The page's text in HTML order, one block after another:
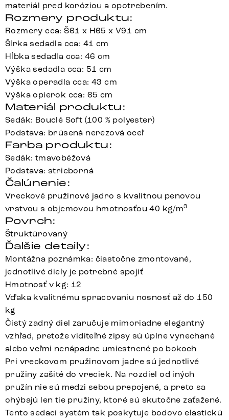
materiál pred koróziou a opotrebením.
Rozmery produktu:
Rozmery cca: Š61 x H65 x V91 cm
Šírka sedadla cca: 41 cm
Hĺbka sedadla cca: 46 cm
Výška sedadla cca: 51 cm
Výška operadla cca: 43 cm
Výška opierok cca: 65 cm
Materiál produktu:
Sedák: Bouclé Soft (100 % polyester)
Podstava: brúsená nerezová oceľ
Farba produktu:
Sedák: tmavobéžová
Podstava: strieborná
Čalúnenie:
Vreckové pružinové jadro s kvalitnou penovou
vrstvou s objemovou hmotnosťou 40 kg/m3
Povrch:
Štruktúrovaný
Ďalšie detaily:
Montážna poznámka: čiastočne zmontované,
jednotlivé diely je potrebné spojiť
Hmotnosť v kg: 12
Vďaka kvalitnému spracovaniu nosnosť až do 150
kg
Čistý zadný diel zaručuje mimoriadne elegantný
vzhľad, pretože viditeľné zipsy sú úplne vynechané
alebo veľmi nenápadne umiestnené po bokoch
Pri vreckovom pružinovom jadre sú jednotlivé
pružiny zašité do vreciek. Na rozdiel od iných
pružín nie sú medzi sebou prepojené, a preto sa
ohýbajú len tie pružiny, ktoré sú skutočne zaťažené.
Tento sedací systém tak poskytuje bodovo elastickú